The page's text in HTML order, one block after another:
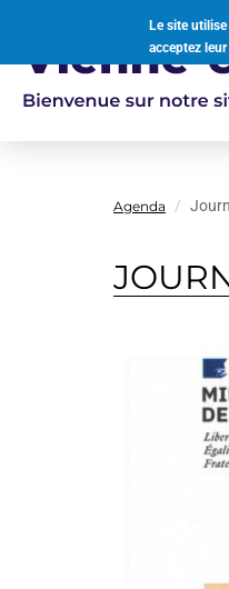
Le site
acceptez
principal
principale
Agenda